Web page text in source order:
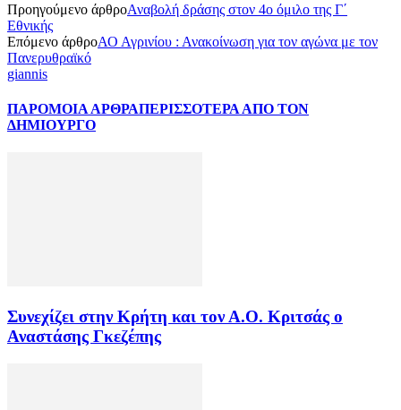
Προηγούμενο άρθροΑναβολή δράσης στον 4ο όμιλο της Γ΄
Εθνικής
Επόμενο άρθροΑΟ Αγρινίου : Ανακοίνωση για τον αγώνα με τον
Πανερυθραϊκό
giannis
ΠΑΡΟΜΟΙΑ ΑΡΘΡΑΠΕΡΙΣΣΟΤΕΡΑ ΑΠΟ ΤΟΝ
ΔΗΜΙΟΥΡΓΟ
Συνεχίζει στην Κρήτη και τον Α.Ο. Κριτσάς ο
Αναστάσης Γκεζέπης